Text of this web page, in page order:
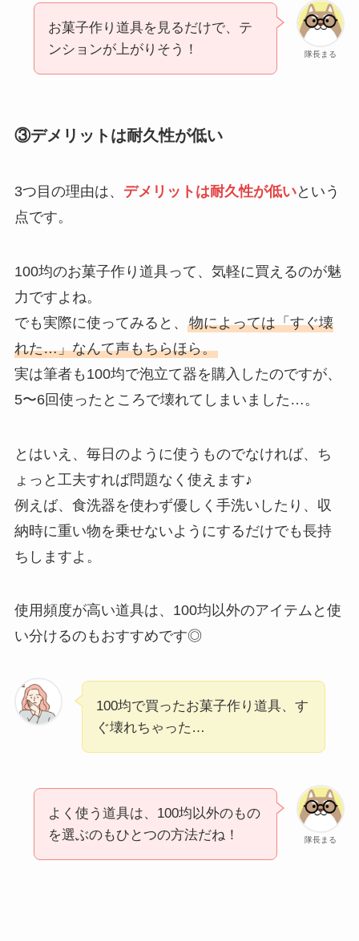
隊長まる
お菓子作り道具を見るだけで、テ
ンションが上がりそう！
③デメリットは耐久性が低い
3つ目の理由は、 デメリットは耐久性が低いという
点です。
100均のお菓子作り道具って、気軽に買えるのが魅
力ですよね。
でも実際に使ってみると、 物によっては「すぐ壊
れた…」なんて声もちらほら。
実は筆者も100均で泡立て器を購入したのですが、
5〜6回使ったところで壊れてしまいました…。
とはいえ、毎日のように使うものでなければ、ち
ょっと工夫すれば問題なく使えます♪
例えば、食洗器を使わず優しく手洗いしたり、収
納時に重い物を乗せないようにするだけでも長持
ちしますよ。
使用頻度が高い道具は、100均以外のアイテムと使
い分けるのもおすすめです◎
100均で買ったお菓子作り道具、す
ぐ壊れちゃった…
隊長まる
よく使う道具は、100均以外のもの
を選ぶのもひとつの方法だね！